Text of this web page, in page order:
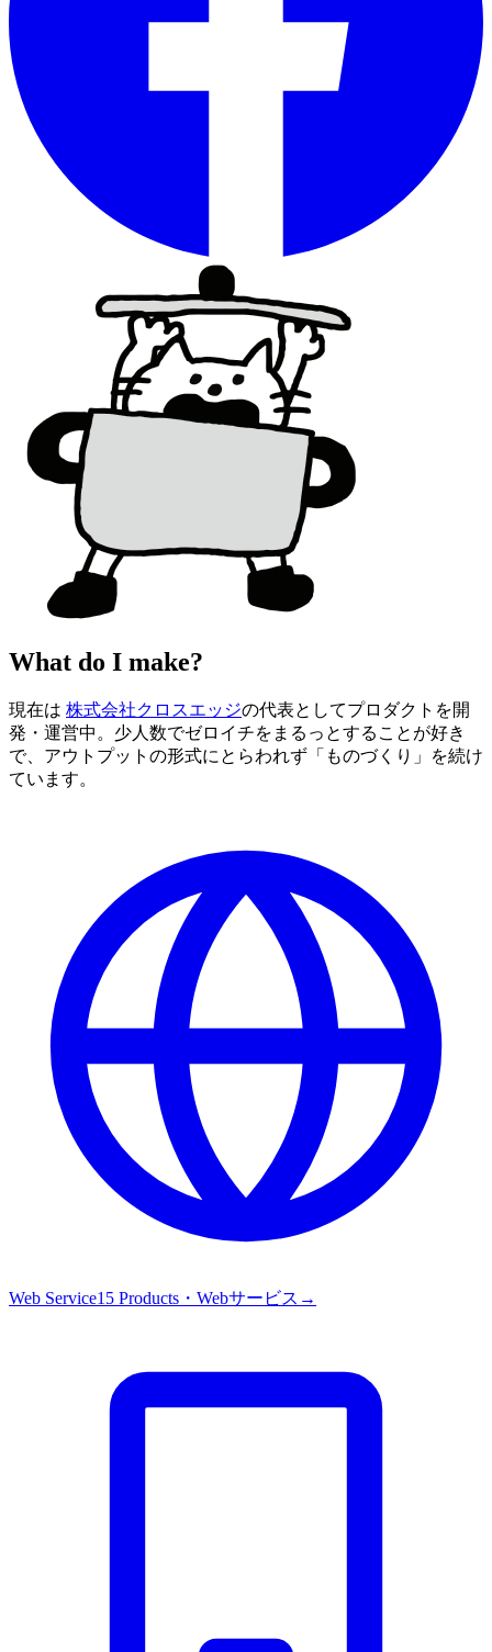
What do I make?
現在は 株式会社クロスエッジの代表としてプロダクトを開
発・運営中。少人数でゼロイチをまるっとすることが好き
で、アウトプットの形式にとらわれず「ものづくり」を続け
ています。
Web Service15 Products・ Webサービス →